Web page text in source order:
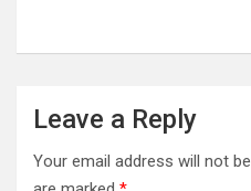
Leave a Reply
Your email address will not be